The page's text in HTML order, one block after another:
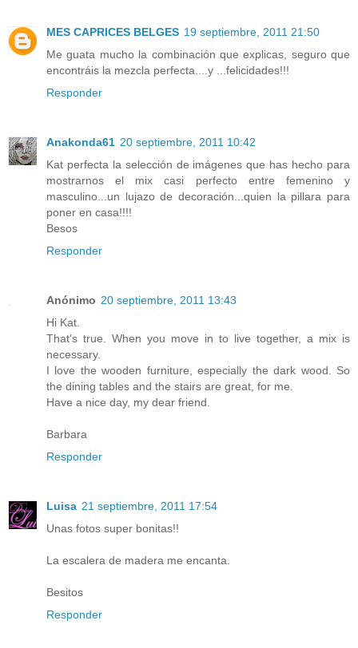
MES CAPRICES BELGES 19 septiembre, 2011 21:50
Me guata mucho la combinación que explicas, seguro que
encontráis la mezcla perfecta....y ...felicidades!!!
Responder
Anakonda61 20 septiembre, 2011 10:42
Kat perfecta la selección de imágenes que has hecho para
mostrarnos el mix casi perfecto entre femenino y
masculino...un lujazo de decoración...quien la pillara para
poner en casa!!!!
Besos
Responder
Anónimo 20 septiembre, 2011 13:43
Hi Kat.
That's true. When you move in to live together, a mix is
necessary.
I love the wooden furniture, especially the dark wood. So
the dining tables and the stairs are great, for me.
Have a nice day, my dear friend.
Barbara
Responder
Luisa 21 septiembre, 2011 17:54
Unas fotos super bonitas!!
La escalera de madera me encanta.
Besitos
Responder